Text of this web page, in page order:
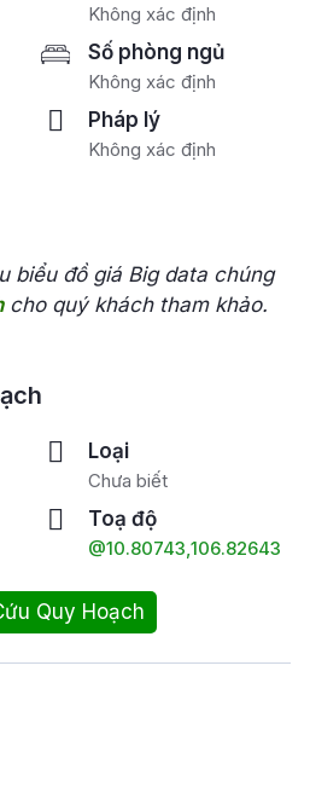
Không xác định
Số phòng ngủ
Không xác định
Pháp lý
Không xác định
biểu đồ giá Big data chúng
cho quý khách tham khảo.
Loại
Chưa biết
Toạ độ
@10.80743,106.82643
Quy Hoạch